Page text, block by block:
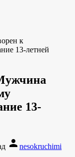
к
13-летней
13-
person nesokruchimi